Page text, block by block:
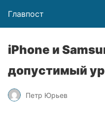
Главпост
iPhone и
допустимый
Петр Юрьев